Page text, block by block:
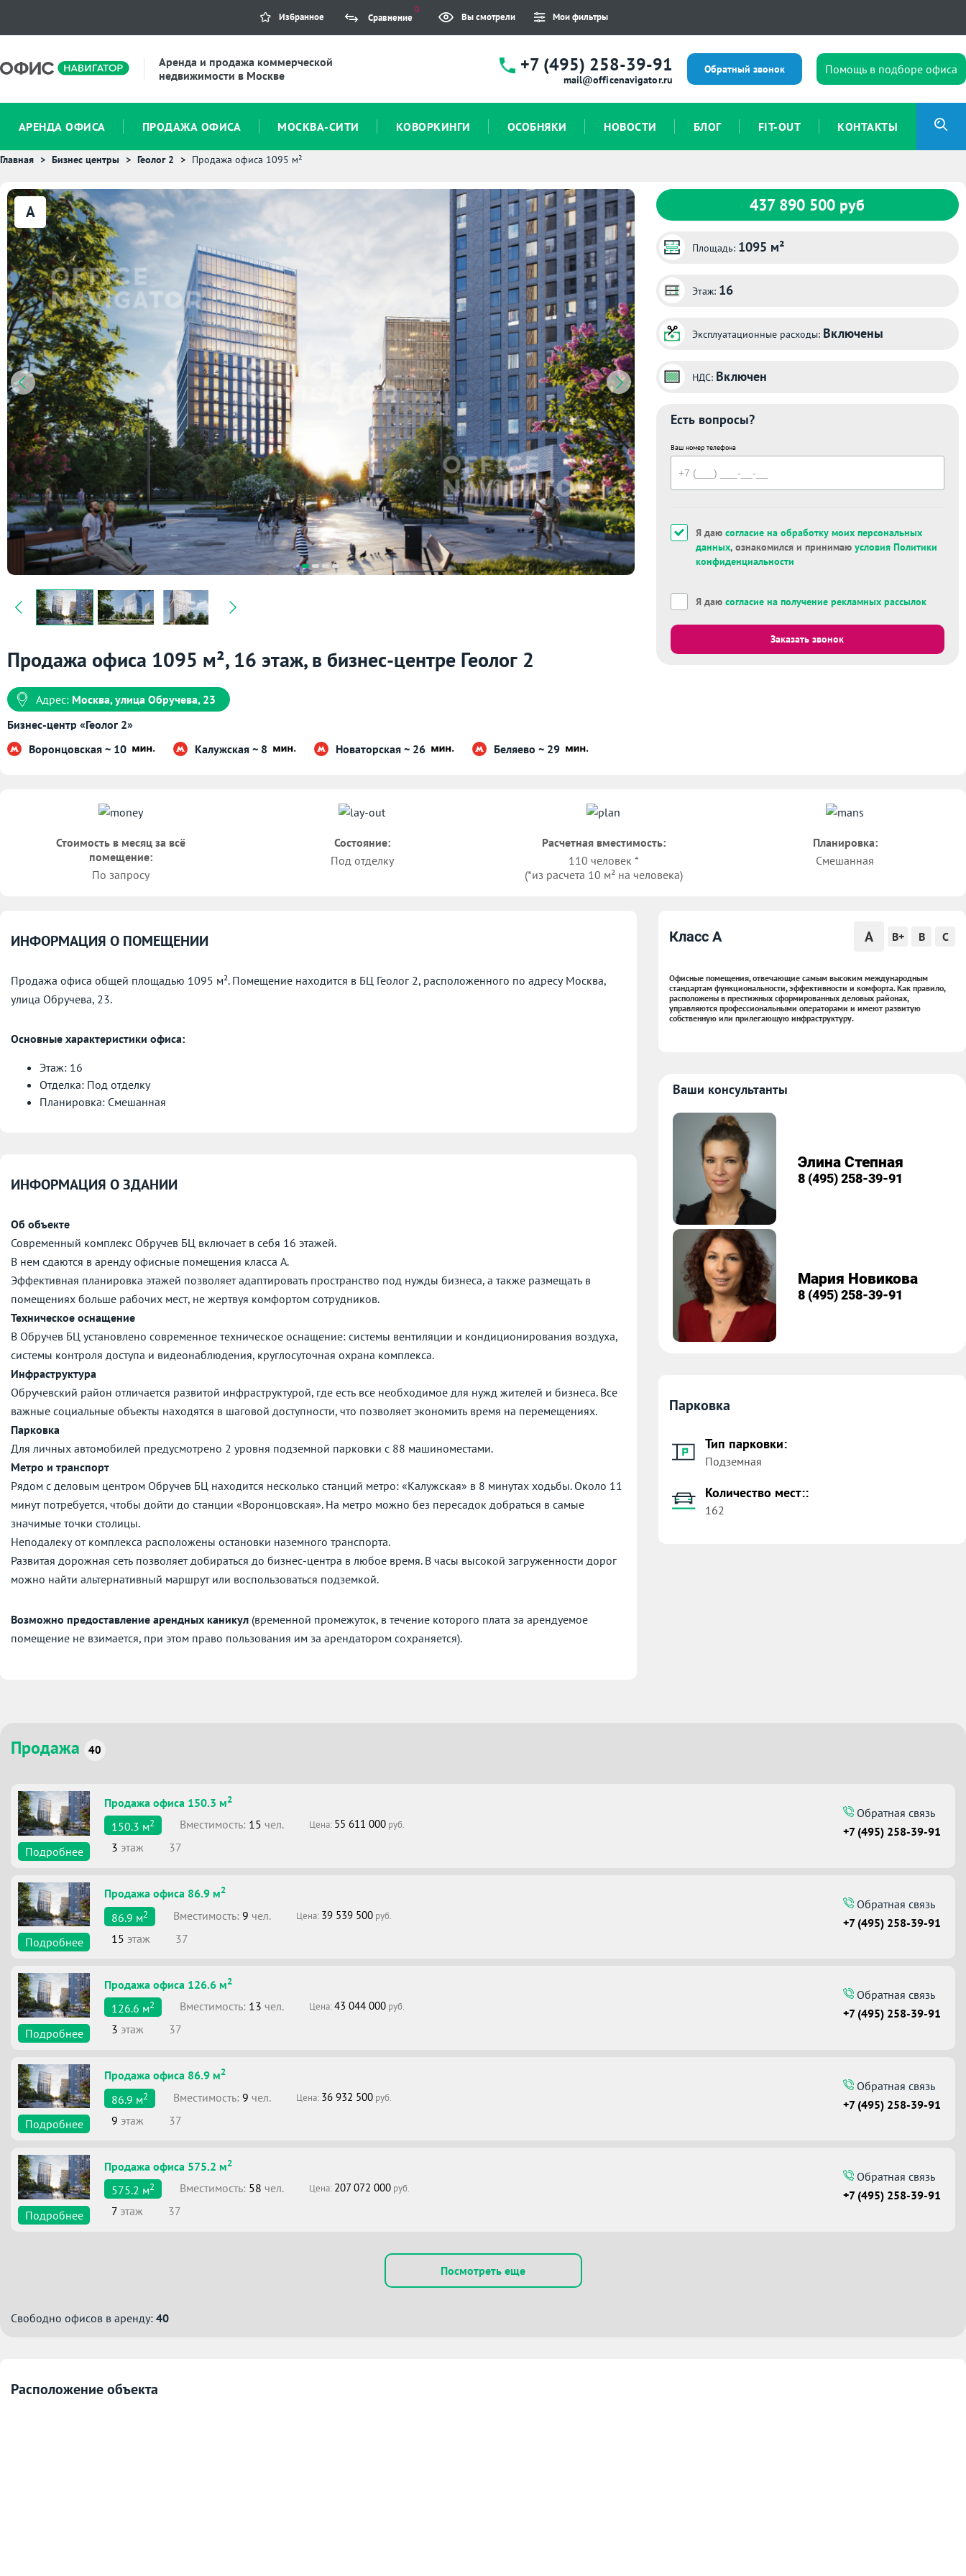
Избранное Сравнение
0
Вы смотрели Мои фильтры
Аренда и продажа коммерческой
недвижимости в Москве
+7 (495) 258-39-91
mail@officenavigator.ru
Обратный звонок Помощь в подборе офиса
АРЕНДА ОФИСА ПРОДАЖА ОФИСА МОСКВА-СИТИ КОВОРКИНГИ ОСОБНЯКИ НОВОСТИ БЛОГ FIT-OUT КОНТАКТЫ
Главная Бизнес центры Геолог 2 Продажа офиса 1095 м²
A
Продажа офиса 1095 м², 16 этаж, в бизнес-центре Геолог 2
Адрес: Москва, улица Обручева, 23
Бизнес-центр «Геолог 2»
Воронцовская ~ 10
Калужская ~ 8 Новаторская ~ 26 Беляево ~ 29
437 890 500 руб
Площадь: 1095 м²
Этаж: 16
Эксплуатационные расходы: Включены
НДС: Включен
Есть вопросы?
Ваш номер телефона
Я даю согласие на обработку моих персональных
данных, ознакомился и принимаю условия Политики
конфиденциальности
Я даю согласие на получение рекламных рассылок
Заказать звонок
Стоимость в месяц за всё
помещение:
По запросу
Состояние:
Под отделку
Расчетная вместимость:
110 человек *
(*из расчета 10 м² на человека)
Планировка:
Смешанная
ИНФОРМАЦИЯ О ПОМЕЩЕНИИ
Продажа офиса общей площадью 1095 м². Помещение находится в БЦ Геолог 2, расположенного по адресу Москва,
улица Обручева, 23.
Основные характеристики офиса:
Этаж: 16
Отделка: Под отделку
Планировка: Смешанная
ИНФОРМАЦИЯ О ЗДАНИИ
Об объекте
Современный комплекс Обручев БЦ включает в себя 16 этажей.
В нем сдаются в аренду офисные помещения класса А.
Эффективная планировка этажей позволяет адаптировать пространство под нужды бизнеса, а также размещать в
помещениях больше рабочих мест, не жертвуя комфортом сотрудников.
Техническое оснащение
В Обручев БЦ установлено современное техническое оснащение: системы вентиляции и кондиционирования воздуха,
системы контроля доступа и видеонаблюдения, круглосуточная охрана комплекса.
Инфраструктура
Обручевский район отличается развитой инфраструктурой, где есть все необходимое для нужд жителей и бизнеса. Все
важные социальные объекты находятся в шаговой доступности, что позволяет экономить время на перемещениях.
Парковка
Для личных автомобилей предусмотрено 2 уровня подземной парковки с 88 машиноместами.
Метро и транспорт
Рядом с деловым центром Обручев БЦ находится несколько станций метро: «Калужская» в 8 минутах ходьбы. Около 11
минут потребуется, чтобы дойти до станции «Воронцовская». На метро можно без пересадок добраться в самые
значимые точки столицы.
Неподалеку от комплекса расположены остановки наземного транспорта.
Развитая дорожная сеть позволяет добираться до бизнес-центра в любое время. В часы высокой загруженности дорог
можно найти альтернативный маршрут или воспользоваться подземкой.
Возможно предоставление арендных каникул (временной промежуток, в течение которого плата за арендуемое
помещение не взимается, при этом право пользования им за арендатором сохраняется).
Класс A A B+ B C
Офисные помещения, отвечающие самым высоким международным
стандартам функциональности, эффективности и комфорта. Как правило,
расположены в престижных сформированных деловых районах,
управляются профессиональными операторами и имеют развитую
собственную или прилегающую инфраструктуру.
Ваши консультанты
Элина Степная
8 (495) 258-39-91
Мария Новикова
8 (495) 258-39-91
Парковка
Тип парковки:
Подземная
Количество мест::
162
Продажа 40
Подробнее
Продажа офиса 150.3 м2
150.3 м2 Вместимоcть: 15 чел. Цена: 55 611 000 руб.
3 этаж 37
Обратная связь
+7 (495) 258-39-91
Подробнее
Продажа офиса 86.9 м2
86.9 м2 Вместимоcть: 9 чел. Цена: 39 539 500 руб.
15 этаж 37
Обратная связь
+7 (495) 258-39-91
Подробнее
Продажа офиса 126.6 м2
126.6 м2 Вместимоcть: 13 чел. Цена:43 044 000 руб.
3 этаж 37
Обратная связь
+7 (495) 258-39-91
Подробнее
Продажа офиса 86.9 м2
86.9 м2 Вместимоcть: 9 чел. Цена: 36 932 500 руб.
9 этаж 37
Обратная связь
+7 (495) 258-39-91
Подробнее
Продажа офиса 575.2 м2
575.2 м2 Вместимоcть: 58 чел. Цена: 207 072 000 руб.
7 этаж 37
Обратная связь
+7 (495) 258-39-91
Посмотреть еще
Свободно офисов в аренду: 40
Расположение объекта